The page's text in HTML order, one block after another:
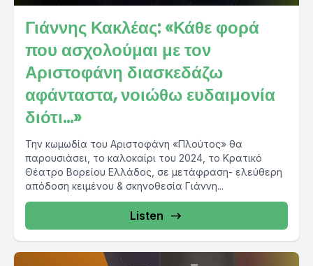
Γιάννης Κακλέας: «Κάθε φορά
που ασχολούμαι με τον
Αριστοφάνη διασκεδάζω
αφάνταστα, νοιώθω ευδαιμονία
διότι…»
Την κωμωδία του Αριστοφάνη «Πλούτος» θα
παρουσιάσει, το καλοκαίρι του 2024, το Κρατικό
Θέατρο Βορείου Ελλάδος, σε μετάφραση- ελεύθερη
απόδοση κειμένου & σκηνοθεσία Γιάννη...
Listen